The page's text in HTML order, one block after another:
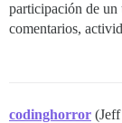
participación de un
comentarios,
codinghorror